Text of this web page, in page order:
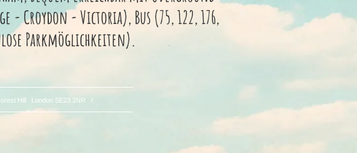
- Croydon - Victoria), Bus (75, 122, 176,
Parkmöglichkeiten).
Hill London SE23 2NR /